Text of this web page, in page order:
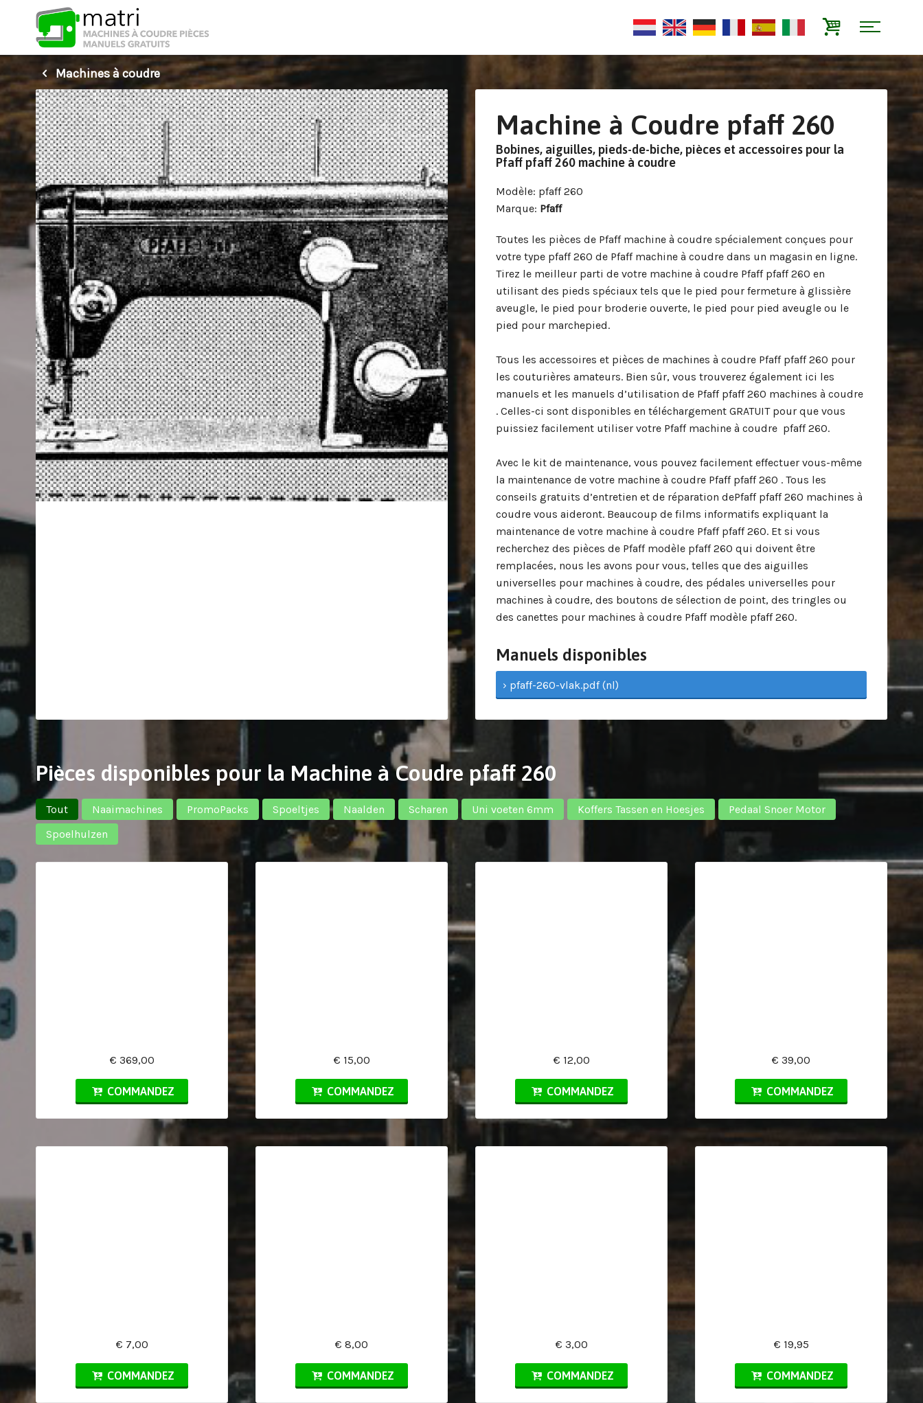
Machines à coudre
Machine à Coudre pfaff 260
Bobines, aiguilles, pieds-de-biche, pièces et accessoires pour la
Pfaff pfaff 260 machine à coudre
Modèle: pfaff 260
Marque: Pfaff
Toutes les pièces de Pfaff machine à coudre spécialement conçues pour
votre type pfaff 260 de Pfaff machine à coudre dans un magasin en ligne.
Tirez le meilleur parti de votre machine à coudre Pfaff pfaff 260 en
utilisant des pieds spéciaux tels que le pied pour fermeture à glissière
aveugle, le pied pour broderie ouverte, le pied pour pied aveugle ou le
pied pour marchepied.
Tous les accessoires et pièces de machines à coudre Pfaff pfaff 260 pour
les couturières amateurs. Bien sûr, vous trouverez également ici les
manuels et les manuels d’utilisation de Pfaff pfaff 260 machines à coudre
. Celles-ci sont disponibles en téléchargement GRATUIT pour que vous
puissiez facilement utiliser votre Pfaff machine à coudre pfaff 260.
Avec le kit de maintenance, vous pouvez facilement effectuer vous-même
la maintenance de votre machine à coudre Pfaff pfaff 260 . Tous les
conseils gratuits d’entretien et de réparation dePfaff pfaff 260 machines à
coudre vous aideront. Beaucoup de films informatifs expliquant la
maintenance de votre machine à coudre Pfaff pfaff 260. Et si vous
recherchez des pièces de Pfaff modèle pfaff 260 qui doivent être
remplacées, nous les avons pour vous, telles que des aiguilles
universelles pour machines à coudre, des pédales universelles pour
machines à coudre, des boutons de sélection de point, des tringles ou
des canettes pour machines à coudre Pfaff modèle pfaff 260.
Manuels disponibles
› pfaff-260-vlak.pdf (nl)
Pièces disponibles pour la Machine à Coudre pfaff 260
Tout Naaimachines PromoPacks Spoeltjes Naalden Scharen Uni voeten 6mm Koffers Tassen en Hoesjes
Pedaal Snoer Motor
Spoelhulzen
€ 369,00
COMMANDEZ
€ 15,00
COMMANDEZ
€ 12,00
COMMANDEZ
€ 39,00
COMMANDEZ
€ 7,00
COMMANDEZ
€ 8,00
COMMANDEZ
€ 3,00
COMMANDEZ
€ 19,95
COMMANDEZ